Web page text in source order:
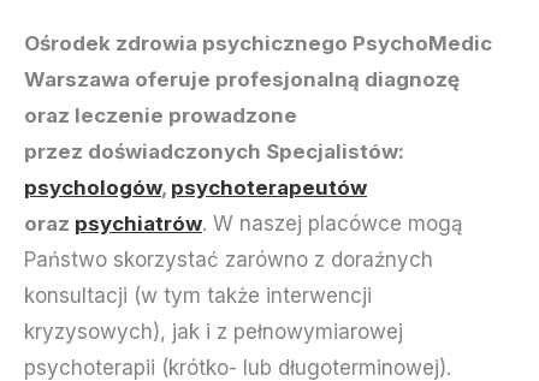
Ośrodek zdrowia psychicznego PsychoMedic
Warszawa oferuje profesjonalną diagnozę
oraz leczenie prowadzone
przez doświadczonych Specjalistów:
psychologów, psychoterapeutów
oraz psychiatrów. W naszej placówce mogą
Państwo skorzystać zarówno z doraźnych
konsultacji (w tym także interwencji
kryzysowych), jak i z pełnowymiarowej
psychoterapii (krótko- lub długoterminowej).